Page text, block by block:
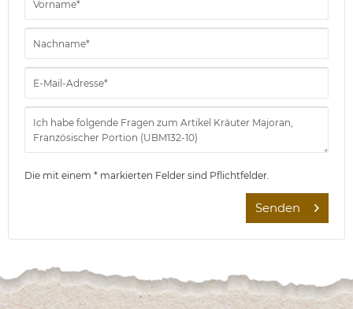
Die mit einem * markierten Felder sind Pflichtfelder.
Senden